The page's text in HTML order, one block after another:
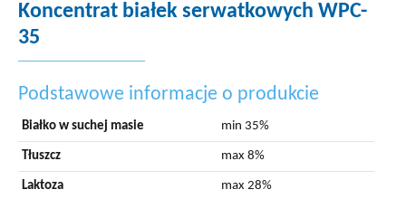
Koncentrat białek serwatkowych WPC-
35
Podstawowe informacje o produkcie
Białko w suchej masie min 35%
Tłuszcz max 8%
Laktoza max 28%